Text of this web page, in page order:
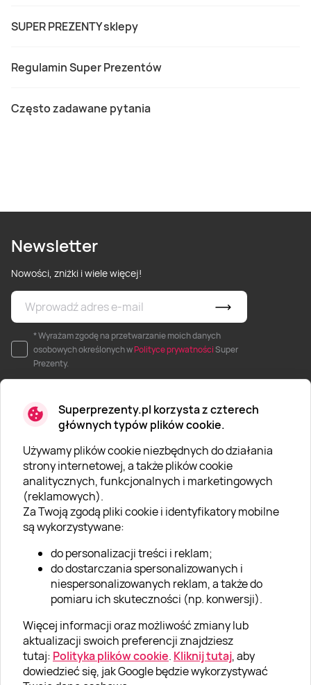
Superprezenty.pl korzysta z czterech
głównych typów plików cookie.
Używamy plików cookie niezbędnych do działania
strony internetowej, a także plików cookie
analitycznych, funkcjonalnych i marketingowych
(reklamowych).
Za Twoją zgodą pliki cookie i identyfikatory mobilne
są wykorzystywane:
do personalizacji treści i reklam;
do dostarczania spersonalizowanych i
niespersonalizowanych reklam, a także do
pomiaru ich skuteczności (np. konwersji).
Więcej informacji oraz możliwość zmiany lub
aktualizacji swoich preferencji znajdziesz
tutaj: Polityka plików cookie. Kliknij tutaj, aby
dowiedzieć się, jak Google będzie wykorzystywać
SUPER PREZENTY sklepy
Regulamin Super Prezentów
Często zadawane pytania
Newsletter
Nowości, zniżki i wiele więcej!
* Wyrażam zgodę na przetwarzanie moich danych
osobowych określonych wPolityce prywatnościSuper
Prezenty.
O SUPERPREZENTY
O nas
Aktualności
Kariera w Super Prezentach
Klub Lojalnościowy
Dodaj recenzję
Informacje